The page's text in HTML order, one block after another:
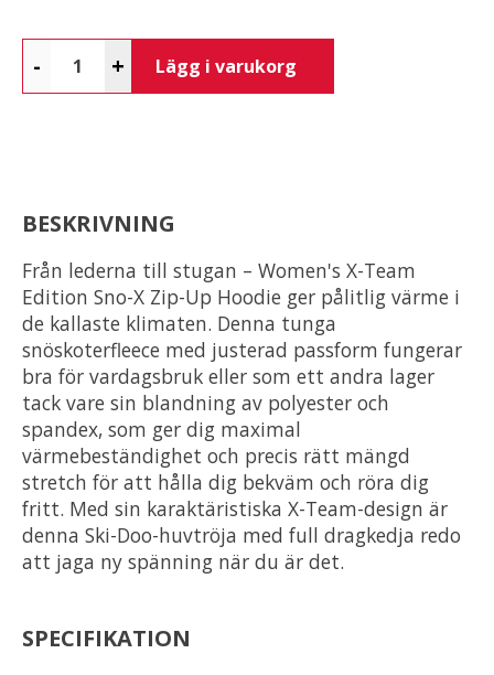
- + Lägg i varukorg
BESKRIVNING
Från lederna till stugan – Women's X-Team
Edition Sno-X Zip-Up Hoodie ger pålitlig värme i
de kallaste klimaten. Denna tunga
snöskoterfleece med justerad passform fungerar
bra för vardagsbruk eller som ett andra lager
tack vare sin blandning av polyester och
spandex, som ger dig maximal
värmebeständighet och precis rätt mängd
stretch för att hålla dig bekväm och röra dig
fritt. Med sin karaktäristiska X-Team-design är
denna Ski-Doo-huvtröja med full dragkedja redo
att jaga ny spänning när du är det.
SPECIFIKATION